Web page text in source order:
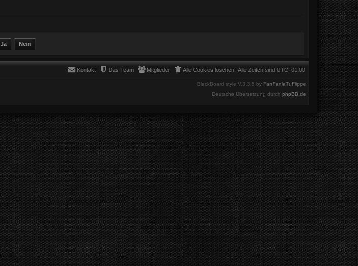
Alle Zeiten sind UTC+01:00
Alle Cookies löschen
Mitglieder
Das Team
Kontakt
BlackBoard style V.3.3.5 by FanFanlaTuFlippe
Deutsche Übersetzung durch phpBB.de